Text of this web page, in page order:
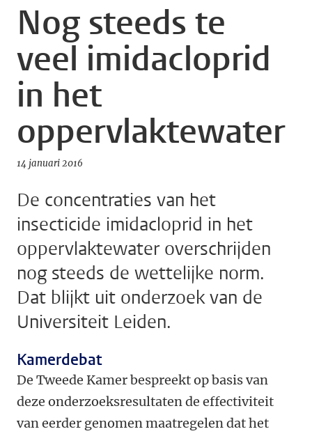
Nog steeds te
veel imidacloprid
in het
oppervlaktewater
14 januari 2016
De concentraties van het
insecticide imidacloprid in het
oppervlaktewater overschrijden
nog steeds de wettelijke norm.
Dat blijkt uit onderzoek van de
Universiteit Leiden.
Kamerdebat
De Tweede Kamer bespreekt op basis van
deze onderzoeksresultaten de effectiviteit
van eerder genomen maatregelen dat het